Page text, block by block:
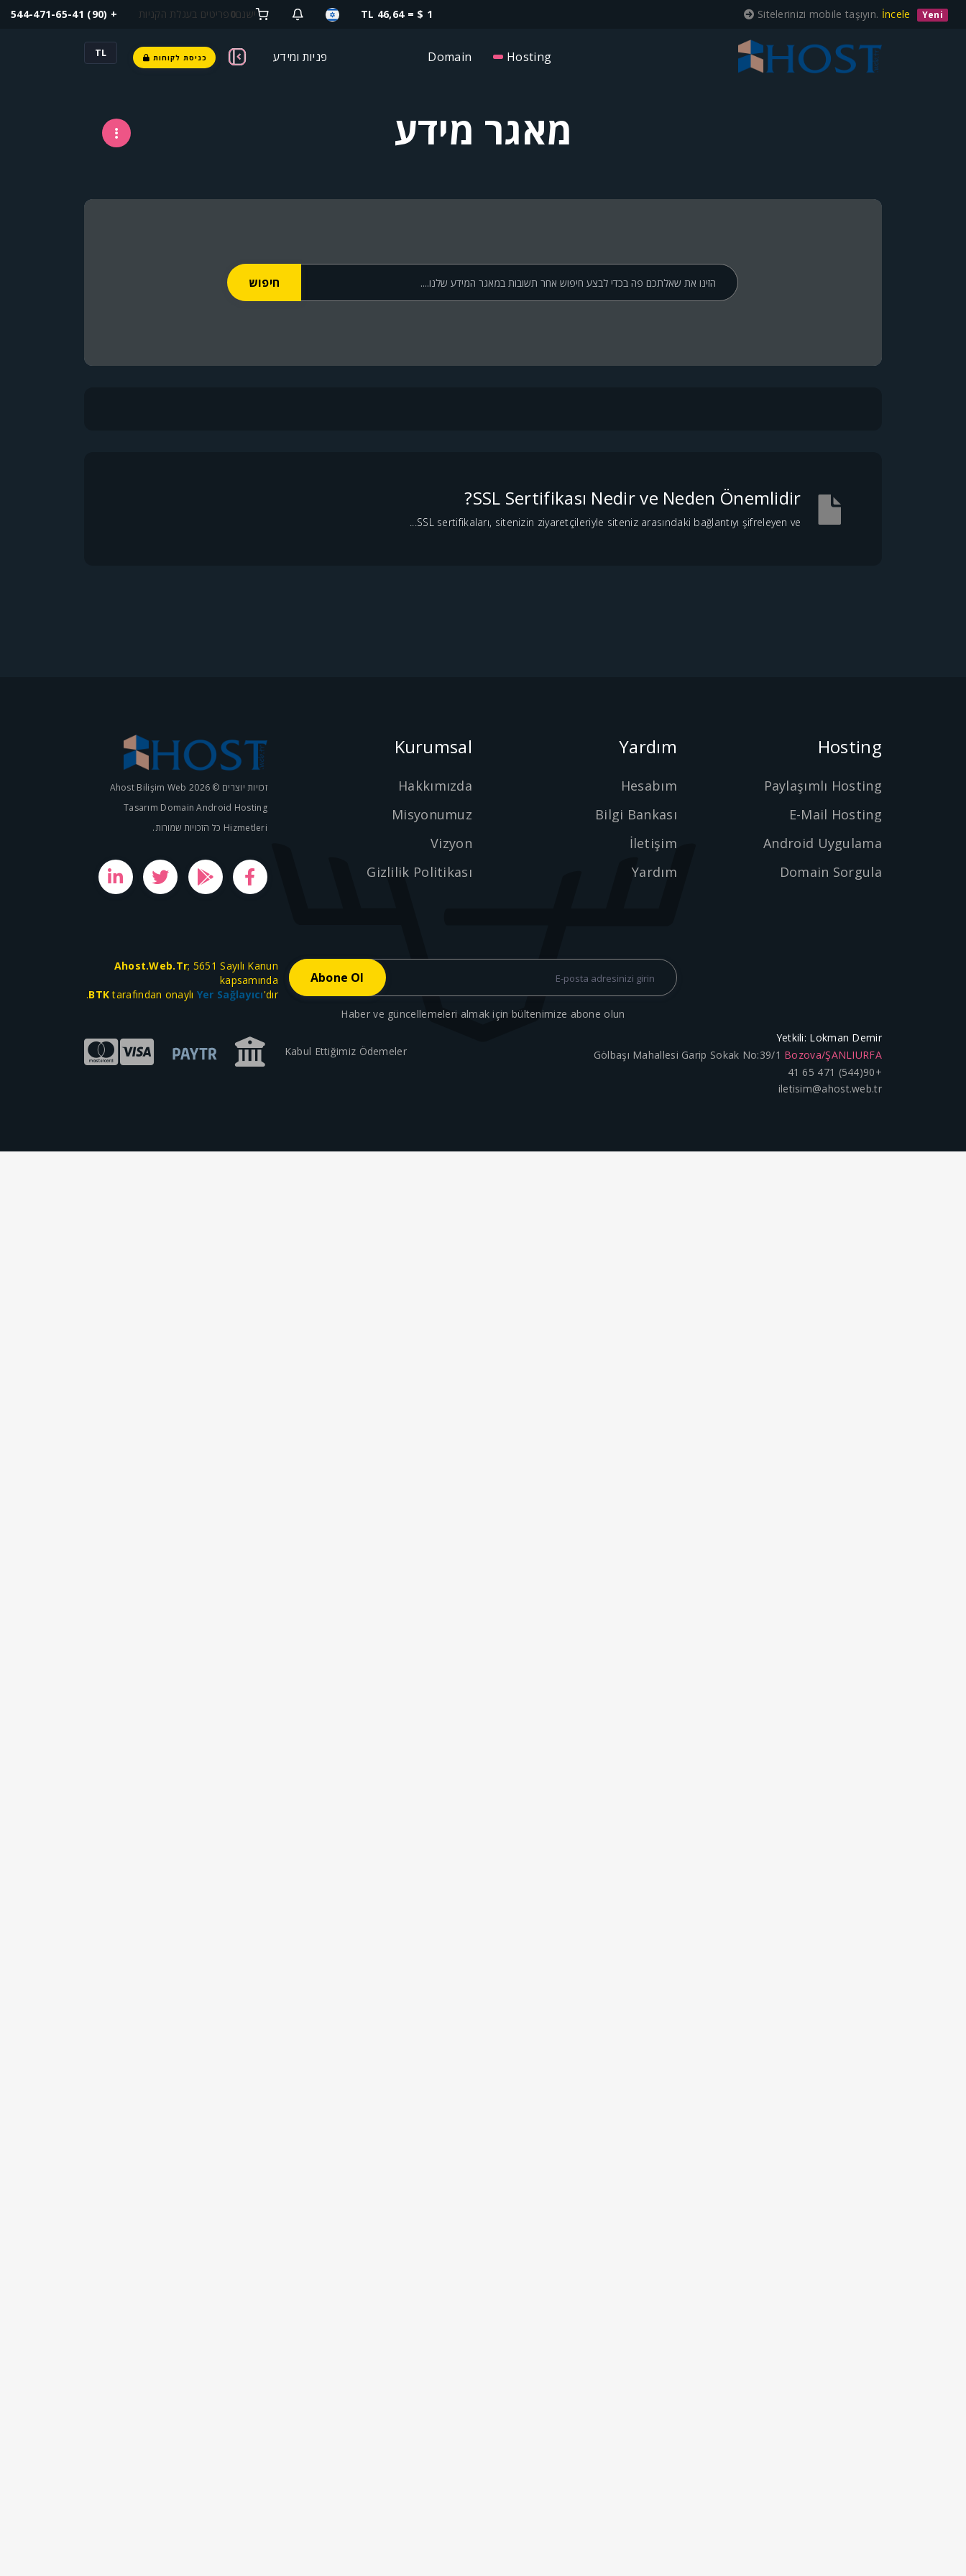
Yeni
Sitelerinizi mobile taşıyın. İncele
1 $ = 46,64 TL ישנם0פריטים בעגלת הקניות + (90) 544-471-65-41
Hosting
Domain פניות ומידע כניסת לקוחות TL
מאגר מידע
SSL Sertifikası Nedir ve Neden Önemlidir?
SSL sertifikaları, sitenizin ziyaretçileriyle siteniz arasındaki bağlantıyı şifreleyen ve...
Hosting
Paylaşımlı Hosting
E-Mail Hosting
Android Uygulama
Domain Sorgula
Yardım
Hesabım
Bilgi Bankası
İletişim
Yardım
Kurumsal
Hakkımızda
Misyonumuz
Vizyon
Gizlilik Politikası
זכויות יוצרים © 2026 Ahost Bilişim Web
Tasarım Domain Android Hosting
Hizmetleri כל הזכויות שמורות.
Haber ve güncellemeleri almak için bültenimize abone olun
Ahost.Web.Tr; 5651 Sayılı Kanun
kapsamında
BTKtarafından onaylı Yer Sağlayıcı'dır.
Yetkili: Lokman Demir
Gölbaşı Mahallesi Garip Sokak No:39/1 Bozova/ŞANLIURFA
+90(544) 471 65 41
iletisim@ahost.web.tr
Kabul Ettiğimiz Ödemeler